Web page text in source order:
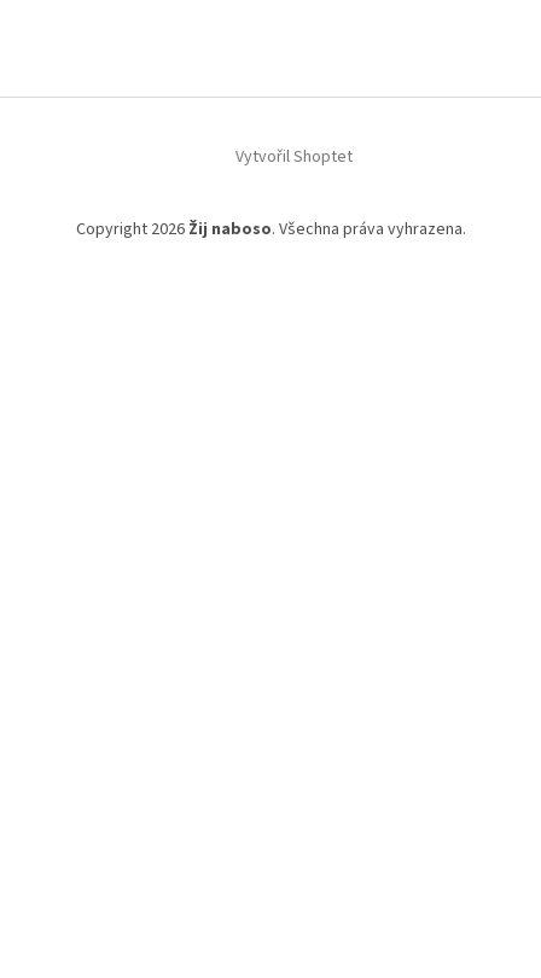
Vytvořil Shoptet
Copyright 2026 Žij naboso. Všechna práva vyhrazena.